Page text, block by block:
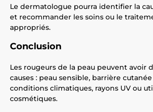
Le dermatologue pourra identifier la
et recommander les soins ou le
appropriés.
Conclusion
Les rougeurs de la peau peuvent avoir
causes : peau sensible, barrière
conditions climatiques, rayons UV ou
cosmétiques.